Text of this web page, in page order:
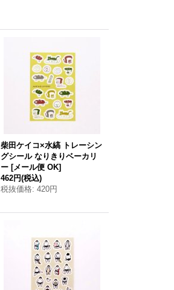
柴田ケイコ×水縞 トレーシン
グシール なりきりベーカリ
ー [メール便 OK]
462円(税込)
税抜価格: 420円